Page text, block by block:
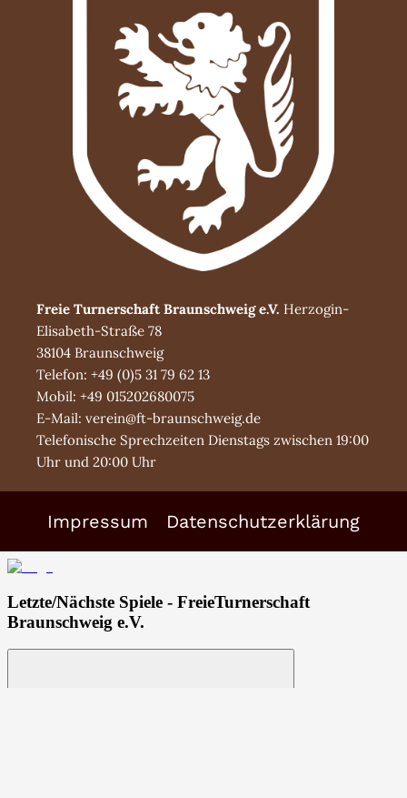
Freie Turnerschaft Braunschweig e.V. Herzogin-
Elisabeth-Straße 78
38104 Braunschweig
Telefon: +49 (0)5 31 79 62 13
Mobil: +49 015202680075
E-Mail: verein@ft-braunschweig.de
Telefonische Sprechzeiten Dienstags zwischen 19:00
Uhr und 20:00 Uhr
Impressum Datenschutzerklärung